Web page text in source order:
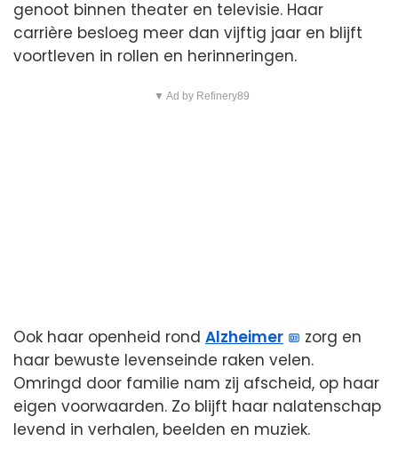
genoot binnen theater en televisie. Haar
carrière besloeg meer dan vijftig jaar en blijft
voortleven in rollen en herinneringen.
▼ Ad by Refinery89
Ook haar openheid rond Alzheimer
zorg en
haar bewuste levenseinde raken velen.
Omringd door familie nam zij afscheid, op haar
eigen voorwaarden. Zo blijft haar nalatenschap
levend in verhalen, beelden en muziek.